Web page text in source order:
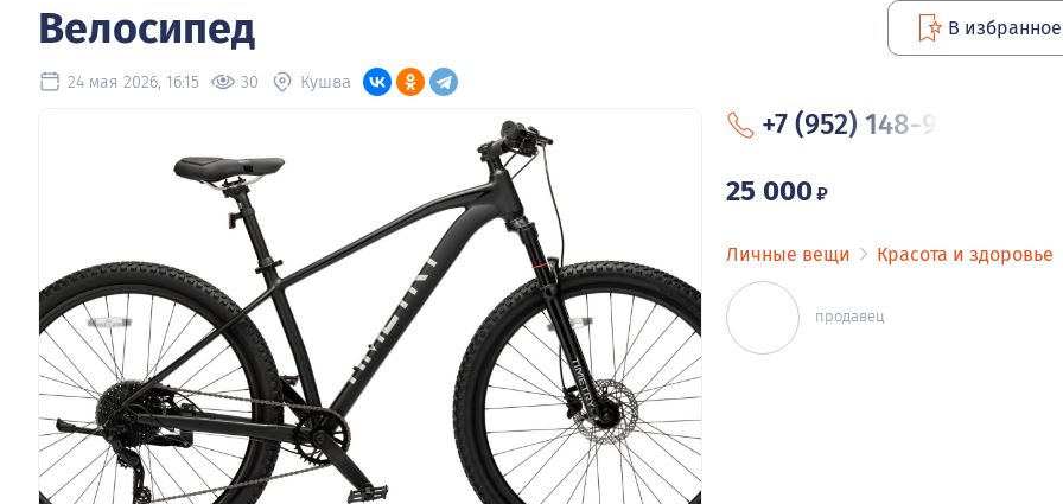
Велосипед В избранное
24 мая 2026, 16:15 30 Кушва
+7 (952) 148-95
25 000₽
Личные вещи Красота и здоровье
продавец